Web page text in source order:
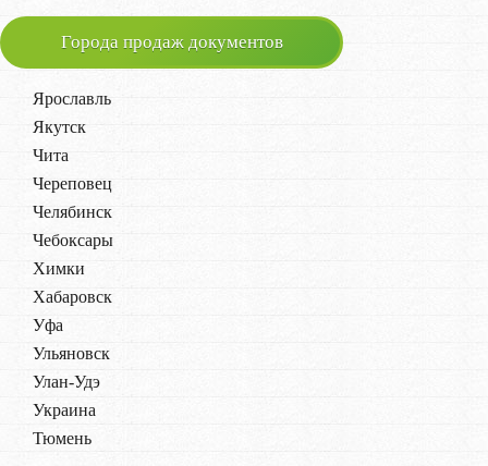
Города продаж документов
Ярославль
Якутск
Чита
Череповец
Челябинск
Чебоксары
Химки
Хабаровск
Уфа
Ульяновск
Улан-Удэ
Украина
Тюмень